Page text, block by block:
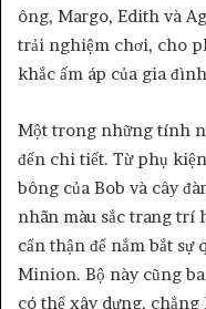
ông, Margo, Edith và
trải nghiệm chơi, cho
khắc ấm áp của gia
Một trong những tính
đến chi tiết. Từ phụ
bông của Bob và cây
nhãn màu sắc trang trí
cẩn thận để nắm bắt sự
Minion. Bộ này cũng
có thể xây dựng,